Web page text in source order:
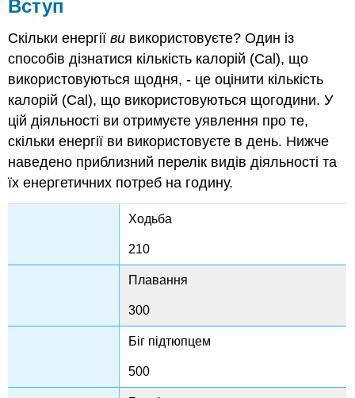
Вступ
Скільки енергіїви використовуєте? Один із
способів дізнатися кількість калорій (Cal), що
використовуються щодня, - це оцінити кількість
калорій (Cal), що використовуються щогодини. У
цій діяльності ви отримуєте уявлення про те,
скільки енергії ви використовуєте в день. Нижче
наведено приблизний перелік видів діяльності та
їх енергетичних потреб на годину.
Ходьба
210
Плавання
300
Біг підтюпцем
500